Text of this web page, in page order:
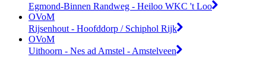
Egmond-Binnen Randweg - Heiloo WKC 't Loo
OVoM
Rijsenhout - Hoofddorp / Schiphol Rijk
OVoM
Uithoorn - Nes ad Amstel - Amstelveen